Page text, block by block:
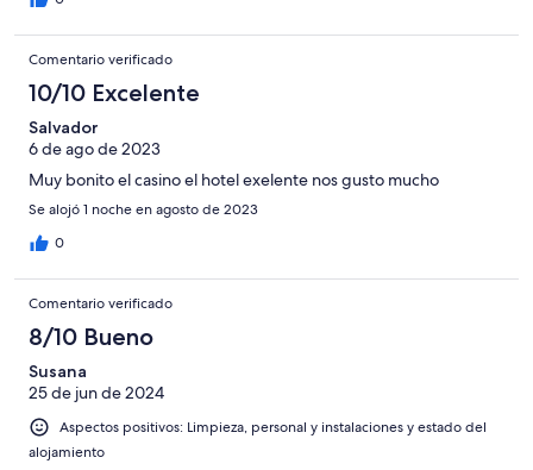
Comentario verificado
10/10 Excelente
Salvador
6 de ago de 2023
Muy bonito el casino el hotel exelente nos gusto mucho
Se alojó 1 noche en agosto de 2023
0
Comentario verificado
8/10 Bueno
Susana
25 de jun de 2024
Aspectos positivos: Limpieza, personal y instalaciones y estado del
alojamiento